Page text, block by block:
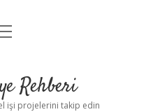
UyarıRehberi
işi projelerini takip edin